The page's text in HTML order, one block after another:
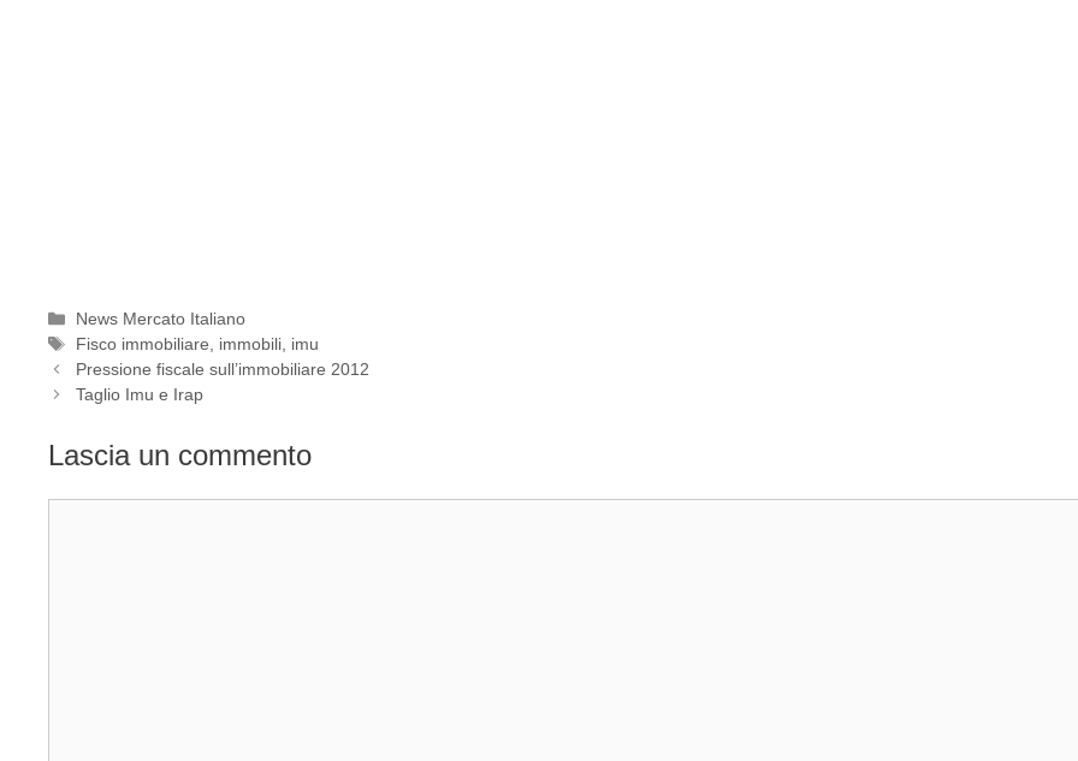
Categorie
News Mercato Italiano
Tag
Fisco immobiliare immobili imu
Pressione fiscale sull’immobiliare 2012
Taglio Imu e Irap
Lascia un commento